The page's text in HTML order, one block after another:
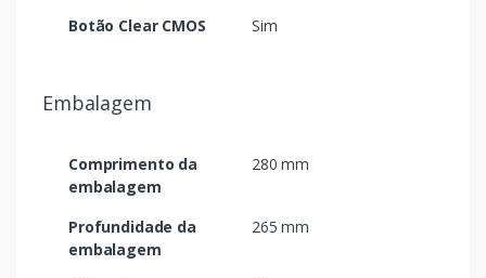
Botão Clear CMOS Sim
Embalagem
Comprimento da
embalagem
280 mm
Profundidade da
embalagem
265 mm